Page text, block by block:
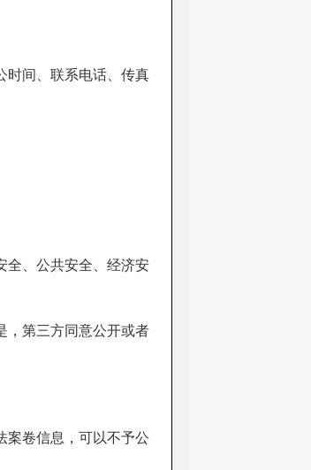
时间、联系电话、传真
全、公共安全、经济安
，第三方同意公开或者
案卷信息，可以不予公